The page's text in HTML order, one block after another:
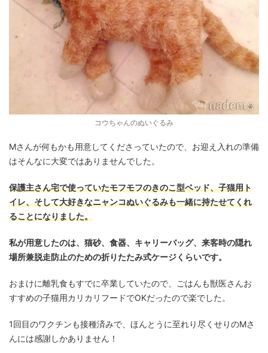
コウちゃんのぬいぐるみ
Mさんが何もかも用意してくださっていたので、お迎え入れの準備
はそんなに大変ではありませんでした。
保護主さん宅で使っていたモフモフのきのこ型ベッド、子猫用ト
イレ、そして大好きなニャンコぬいぐるみも一緒に持たせてくれ
ることになりました。
私が用意したのは、猫砂、食器、キャリーバッグ、来客時の隠れ
場所兼脱走防止のための折りたたみ式ケージくらいです。
おまけに離乳食もすでに卒業していたので、ごはんも獣医さんお
すすめの子猫用カリカリフードでOKだったので楽でした。
1回目のワクチンも接種済みで、ほんとうに至れり尽くせりのMさ
んには感謝しかありません！